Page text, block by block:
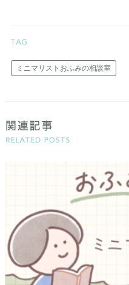
ミニマリストおふみの相談室